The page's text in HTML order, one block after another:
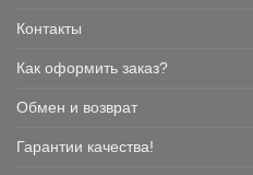
Контакты
Как оформить заказ?
Обмен и возврат
Гарантии качества!